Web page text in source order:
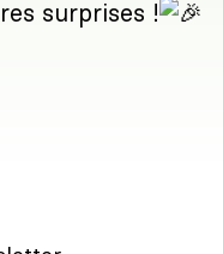
surprises !